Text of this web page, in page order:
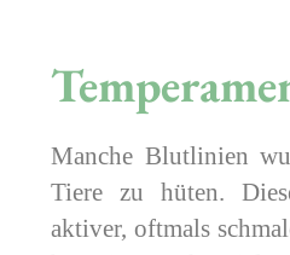
Manche Blutlinien
Tiere zu hüten.
aktiver, oftmals